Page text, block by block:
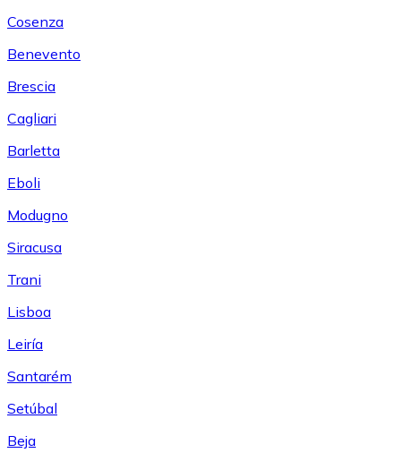
Cosenza
Benevento
Brescia
Cagliari
Barletta
Eboli
Modugno
Siracusa
Trani
Lisboa
Leiría
Santarém
Setúbal
Beja